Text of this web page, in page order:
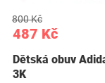
487 Kč
800 Kč
Dětská obuv
3K